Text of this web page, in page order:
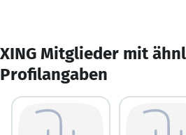
XING Mitglieder mit
Profilangaben